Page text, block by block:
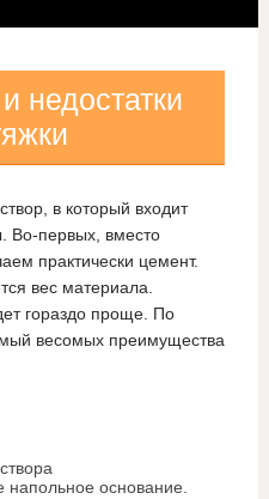
недостатки
в который входит
Во-первых, вместо
практически цемент.
вес материала.
гораздо проще. По
весомых преимущества
напольное основание.